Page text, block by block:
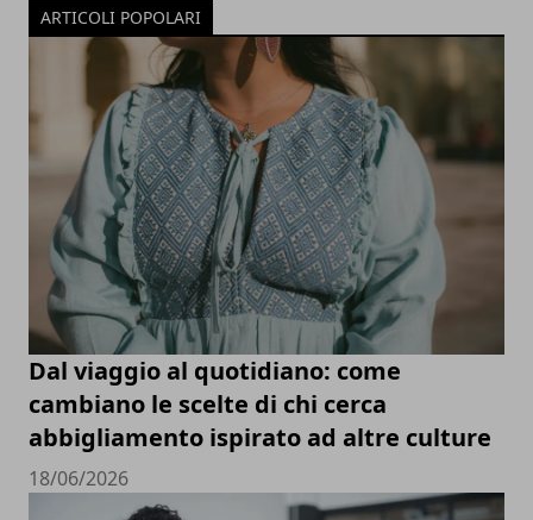
ARTICOLI POPOLARI
Dal viaggio al quotidiano: come
cambiano le scelte di chi cerca
abbigliamento ispirato ad altre culture
18/06/2026